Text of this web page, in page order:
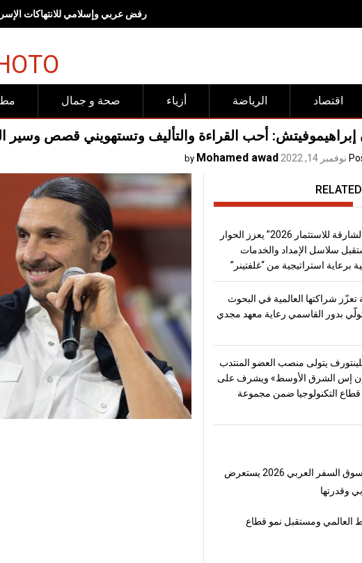
رفض عربي وإسلامي للانتهاكات
صحة و جمال أزياء الرياضة اقتصاد
إبراهيموفيتش: أحب القراءة والتأليف وتستهويني قصص وسير
نوفمبر 14, 2022 by
Mohamed awad
“منتدى الشارقة للاستثمار 2026” يعزز الحوار
سلاسل الإمداد والخدمات
برعاية استراتيجية من “غلفتينر”
تعزّز شراكتها العالمية في البحوث
بدور القاسمي رعاية معهد مجدي
يتولى منصب العضو المنتدب
إس الشرق الأوسط» ويشرف على
التكنولوجيا ضمن مجموعة
العربي 2026 يستعرض
وقدرتها
العالمي ومستقبل نمو قطاع